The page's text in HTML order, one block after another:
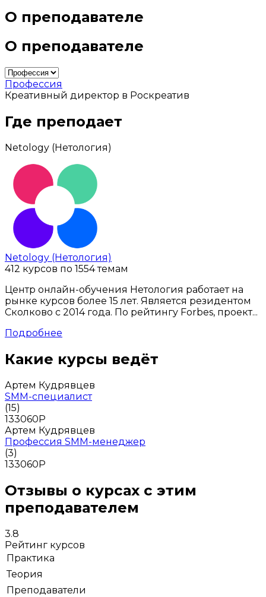
О преподавателе
О преподавателе
Профессия
Креативный директор в Роскреатив
Где преподает
Netology (Нетология)
Netology (Нетология)
412 курсов по 1554 темам
Центр онлайн-обучения Нетология работает на
рынке курсов более 15 лет. Является резидентом
Сколково с 2014 года. По рейтингу Forbes, проект...
Подробнее
Какие курсы ведёт
Артем Кудрявцев
SMM-специалист
(15)
133060Р
Артем Кудрявцев
Профессия SMM-менеджер
(3)
133060Р
Отзывы о курсах с этим
преподавателем
3.8
Рейтинг курсов
Практика
Теория
Преподаватели